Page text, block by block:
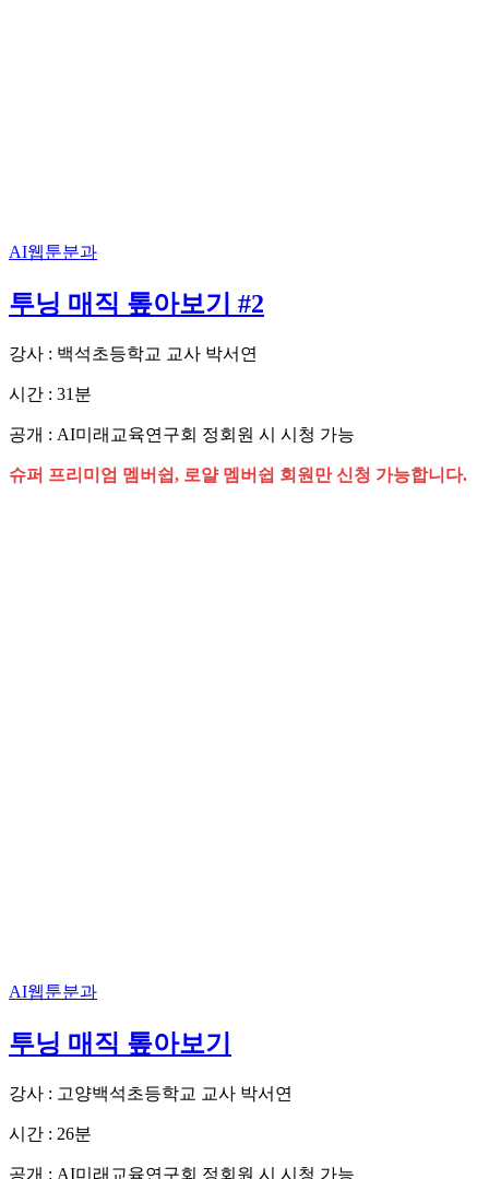
AI웹툰분과
투닝 매직 톺아보기 #2
강사 : 백석초등학교 교사 박서연
시간 : 31분
공개 : AI미래교육연구회 정회원 시 시청 가능
슈퍼 프리미엄 멤버쉽, 로얄 멤버쉽 회원만 신청 가능합니다.
AI웹툰분과
투닝 매직 톺아보기
강사 : 고양백석초등학교 교사 박서연
시간 : 26분
공개 : AI미래교육연구회 정회원 시 시청 가능